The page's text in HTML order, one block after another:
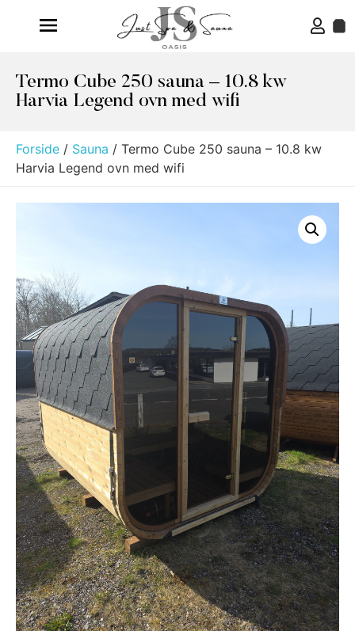
Termo Cube 250 sauna – 10.8 kw
Harvia Legend ovn med wifi
Forside / Sauna / Termo Cube 250 sauna – 10.8 kw
Harvia Legend ovn med wifi